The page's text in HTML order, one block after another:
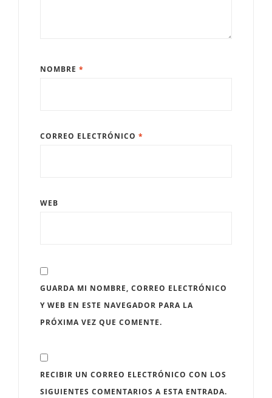
NOMBRE *
CORREO ELECTRÓNICO *
WEB
GUARDA MI NOMBRE, CORREO ELECTRÓNICO
Y WEB EN ESTE NAVEGADOR PARA LA
PRÓXIMA VEZ QUE COMENTE.
RECIBIR UN CORREO ELECTRÓNICO CON LOS
SIGUIENTES COMENTARIOS A ESTA ENTRADA.